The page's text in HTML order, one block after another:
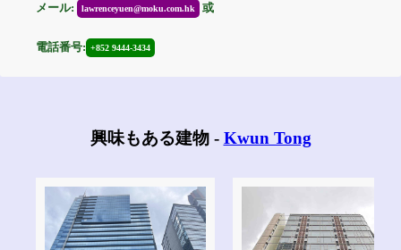
メール: lawrenceyuen@moku.com.hk 或
電話番号: +852 9444-3434
興味もある建物 - Kwun Tong